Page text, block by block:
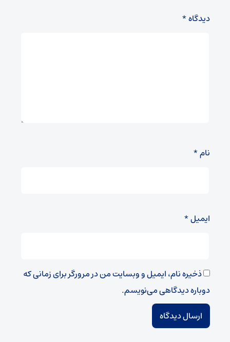
دیدگاه*
نام*
ایمیل*
ذخیره نام، ایمیل و وبسایت من در مرورگر برای زمانی که
دوباره دیدگاهی می‌نویسم.